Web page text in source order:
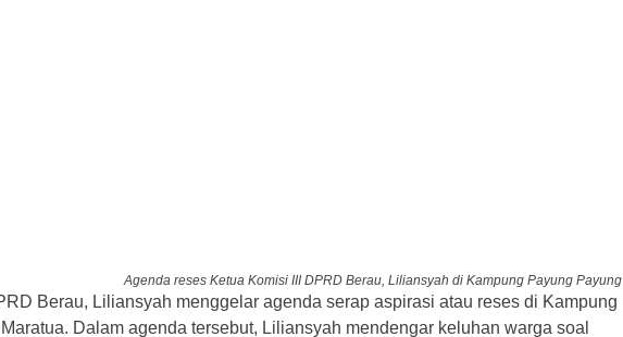
Agenda reses Ketua Komisi III DPRD Berau, Liliansyah di Kampung Payung Payung
Berau, Liliansyah menggelar agenda serap aspirasi atau reses di Kampung
Dalam agenda tersebut, Liliansyah mendengar keluhan warga soal